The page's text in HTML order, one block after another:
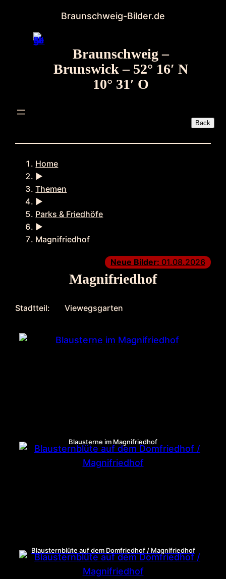
springen
Braunschweig-Bilder.de
Braunschweig –
Brunswick – 52° 16′ N
10° 31′ O
Home
►
Themen
►
Parks & Friedhöfe
►
Magnifriedhof
Neue Bilder: 01.08.2026
Magnifriedhof
Stadtteil: Viewegsgarten
Blausterne im Magnifriedhof
Blausternblüte auf dem Domfriedhof / Magnifriedhof